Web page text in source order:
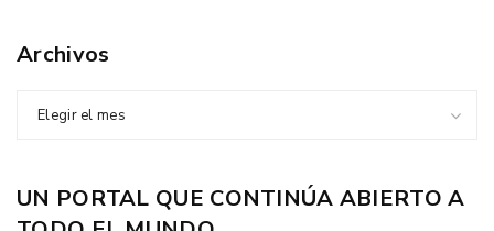
Archivos
Elegir el mes
UN PORTAL QUE CONTINÚA ABIERTO A